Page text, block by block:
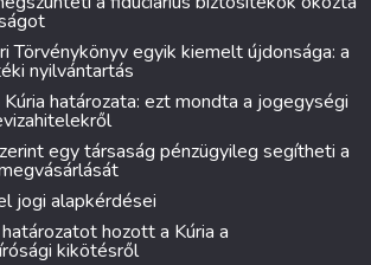
Törvénykönyv egyik kiemelt újdonsága: a
nyilvántartás
határozata: ezt mondta a jogegységi
egy társaság pénzügyileg segítheti a
jogi alapkérdései
hozott a Kúria a
kikötésről